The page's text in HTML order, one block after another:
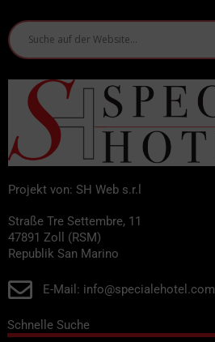
Projekt von: SH Web s.r.l
Straße Tre Settembre, 11
47891 Zoll (RSM)
Republik San Marino
E-Mail: info@specialehotel.com
Schnelle Suche